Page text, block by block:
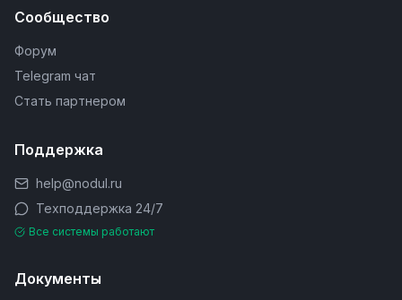
Сообщество
Форум
Telegram чат
Стать партнером
Поддержка
help@nodul.ru
Техподдержка 24/7
Все системы работают
Документы